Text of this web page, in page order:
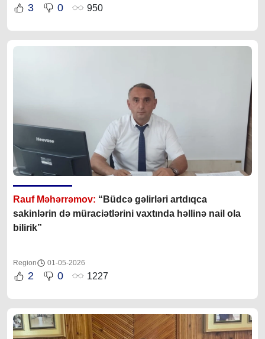
3 0 950
Rauf Məhərrəmov: “Büdcə gəlirləri artdıqca
sakinlərin də müraciətlərini vaxtında həllinə nail ola
bilirik”
Region 01-05-2026
2 0 1227